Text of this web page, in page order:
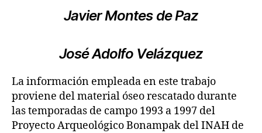
Javier Montes de Paz
José Adolfo Velázquez
La información empleada en este trabajo
proviene del material óseo rescatado durante
las temporadas de campo 1993 a 1997 del
Proyecto Arqueológico Bonampak del INAH de